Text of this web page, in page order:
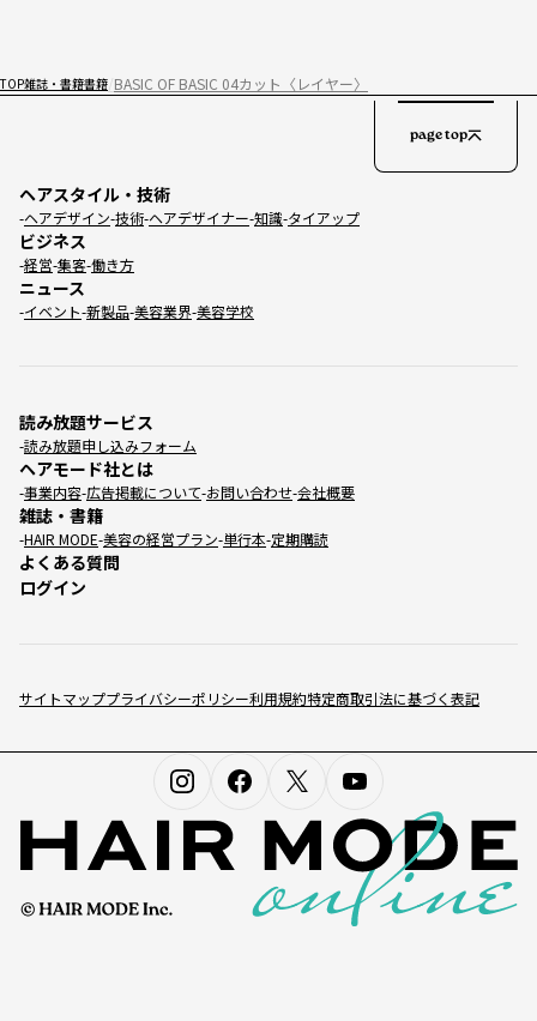
TOP雑誌・書籍書籍 BASIC OF BASIC 04カット〈レイヤー〉
サイトマッププライバシーポリシー利用規約特定商取引法に基づく表記
ヘアスタイル・技術
ヘアデザイン 技術 ヘアデザイナー 知識 タイアップ
ビジネス
経営 集客 働き方
ニュース
イベント 新製品 美容業界 美容学校
読み放題サービス
読み放題申し込みフォーム
ヘアモード社とは
事業内容 広告掲載について お問い合わせ 会社概要
雑誌・書籍
HAIR MODE 美容の経営プラン 単行本 定期購読
よくある質問
ログイン
page top